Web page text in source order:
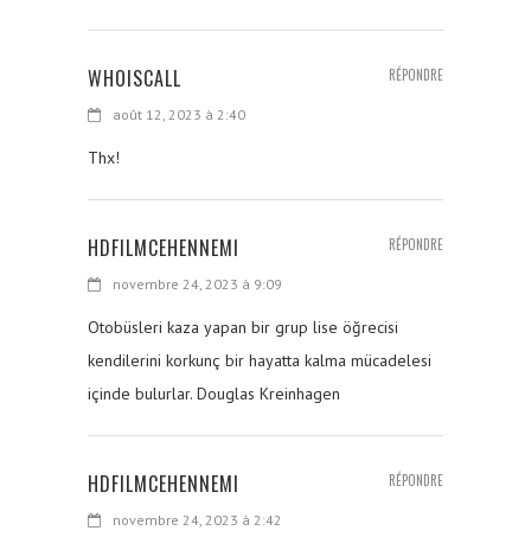
WHOISCALL
août 12, 2023 à 2:40
Thx!
RÉPONDRE
HDFILMCEHENNEMI
novembre 24, 2023 à 9:09
Otobüsleri kaza yapan bir grup lise öğrecisi
kendilerini korkunç bir hayatta kalma mücadelesi
içinde bulurlar. Douglas Kreinhagen
RÉPONDRE
HDFILMCEHENNEMI
novembre 24, 2023 à 2:42
RÉPONDRE